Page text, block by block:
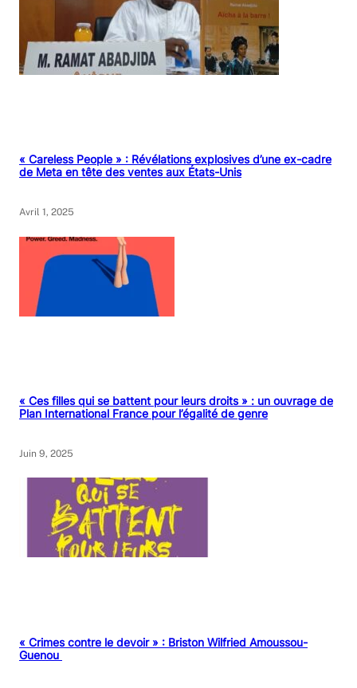
« Careless People » : Révélations explosives d’une ex-cadre
de Meta en tête des ventes aux États-Unis
Avril 1, 2025
« Ces filles qui se battent pour leurs droits » : un ouvrage de
Plan International France pour l’égalité de genre
Juin 9, 2025
« Crimes contre le devoir » : Briston Wilfried Amoussou-
Guenou